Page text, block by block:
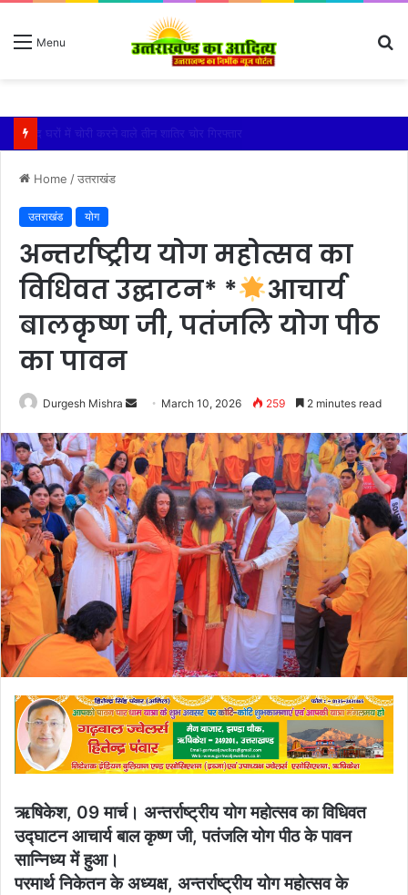
Menu
बारिश ने बढ़ाई दहशत, दरकने लगी जमीन, 10 परिवारों ने छोड़े घर
Home /उतराखंड
उतराखंड योग
अन्तर्राष्ट्रीय योग महोत्सव का
विधिवत उद्घाटन* *
आचार्य
बालकृष्ण जी, पतंजलि योग पीठ
का पावन
Durgesh Mishra
Send
email
March 10, 2026 259 2 minutes read
ऋषिकेश, 09 मार्च। अन्तर्राष्ट्रीय योग महोत्सव का विधिवत
उद्घाटन आचार्य बाल कृष्ण जी, पतंजलि योग पीठ के पावन
सान्निध्य में हुआ।
परमार्थ निकेतन के अध्यक्ष, अन्तर्राष्ट्रीय योग महोत्सव के